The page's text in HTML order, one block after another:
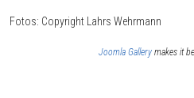
Fotos: Copyright Lahrs Wehrmann
Joomla Gallery makes it